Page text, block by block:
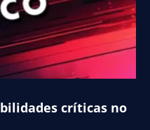
críticas no